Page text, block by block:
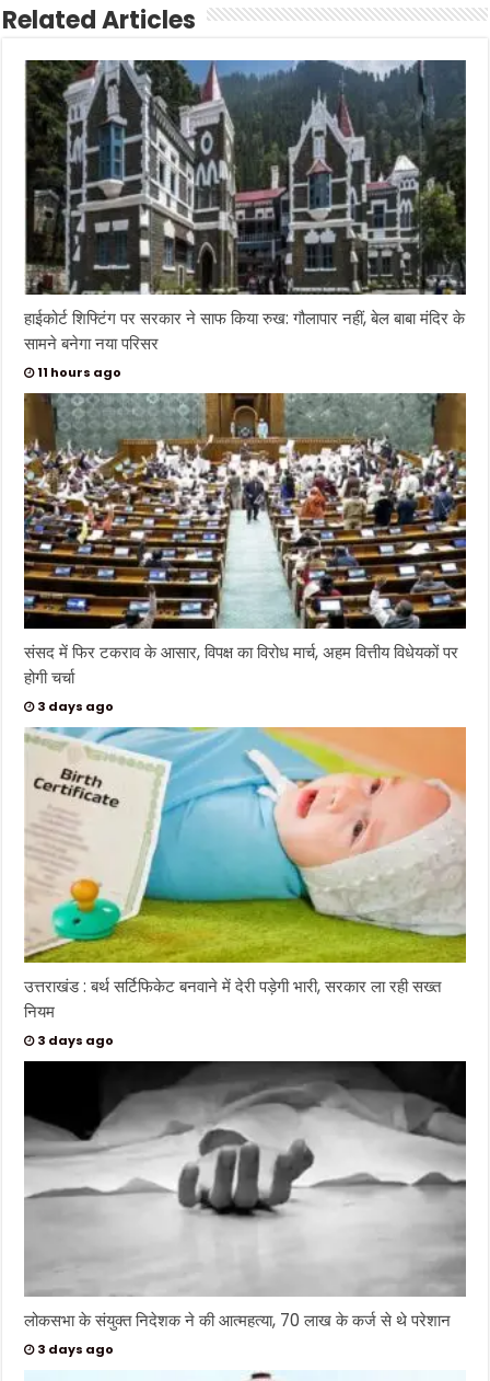
न
की
र
व
गा
था
का
प्र
क
।
व
9
9
में
पा
कि
स्ता
न
ना
क
क
त
का
ज
वा
ब
भा
र
ती
य
से
ना
ने
जि
स
दृ
ढ़
सं
क
ल्प
औ
र
क्र
दि
या
,
सी
ति
में
ह
व
र्ष
य
दि
या
जा
ता
है
।
4
इ
स
सं
घ
र्ष
में
Related Articles
हाईकोर्ट शिफ्टिंग पर सरकार ने साफ किया रुख: गौलापार नहीं, बेल बाबा मंदिर के
सामने बनेगा नया परिसर
11 hours ago
संसद में फिर टकराव के आसार, विपक्ष का विरोध मार्च, अहम वित्तीय विधेयकों पर
होगी चर्चा
3 days ago
उत्तराखंड : बर्थ सर्टिफिकेट बनवाने में देरी पड़ेगी भारी, सरकार ला रही सख्त
नियम
3 days ago
लोकसभा के संयुक्त निदेशक ने की आत्महत्या, 70 लाख के कर्ज से थे परेशान
3 days ago